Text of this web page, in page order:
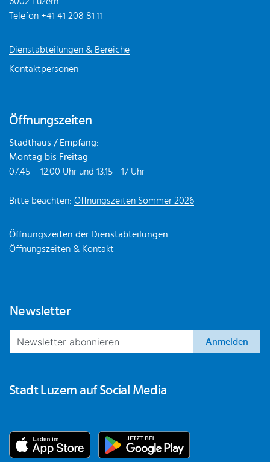
Telefon +41 41 208 81 11
Dienstabteilungen & Bereiche
Kontaktpersonen
Öffnungszeiten
Stadthaus / Empfang:
Montag bis Freitag
07.45 – 12.00 Uhr und 13.15 - 17 Uhr
Bitte beachten: Öffnungszeiten Sommer 2026
Öffnungszeiten der Dienstabteilungen:
Öffnungszeiten & Kontakt
Newsletter
Anmelden
Stadt Luzern auf Social Media